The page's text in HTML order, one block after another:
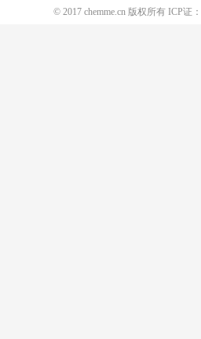
© 2017 chemme.cn 版权所有 ICP证：